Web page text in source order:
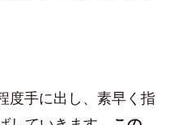
手に出し、素早く指